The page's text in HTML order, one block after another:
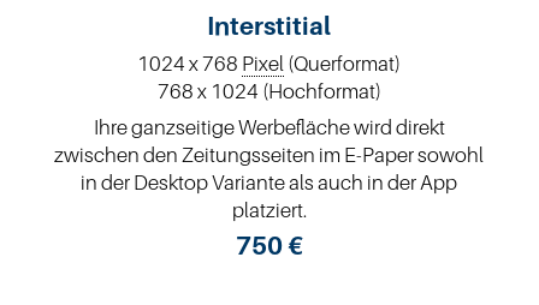
Interstitial
1024 x 768 Pixel (Querformat)
768 x 1024 (Hochformat)
Ihre ganzseitige Werbefläche wird direkt
zwischen den Zeitungsseiten im E-Paper sowohl
in der Desktop Variante als auch in der App
platziert.
750 €